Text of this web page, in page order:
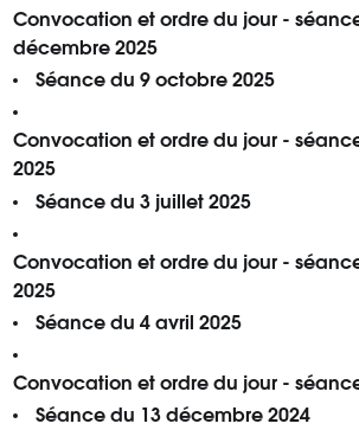
Convocation et ordre du jour -
décembre 2025
Séance du 9 octobre 2025
Convocation et ordre du jour -
2025
Séance du 3 juillet 2025
Convocation et ordre du jour -
2025
Séance du 4 avril 2025
Convocation et ordre du jour -
Séance du 13 décembre 2024